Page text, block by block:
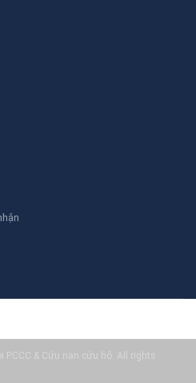
& Cứu nạn cứu hộ. All rights